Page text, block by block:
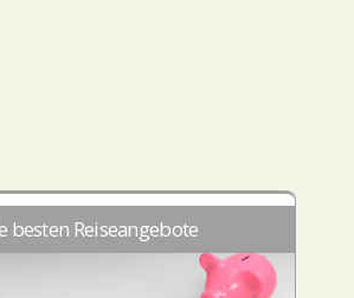
besten Reiseangebote